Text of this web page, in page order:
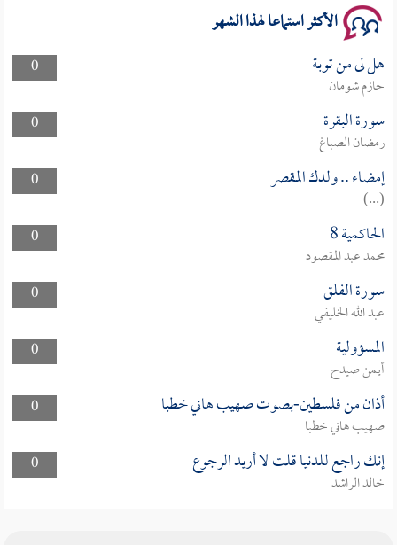
سلسلة محاضرات نفحات رمضانية 1444هـ
الأكثر استماعا لهذا الشهر
0 هل لى من توبة
حازم شومان
0
سورة البقرة
رمضان الصباغ
0
إمضاء .. ولدك المقصر
(...)
0
الحاكمية 8
محمد عبد المقصود
0
سورة الفلق
عبد الله الخليفي
0
المسؤولية
أيمن صيدح
0
أذان من فلسطين-بصوت صهيب هاني خطبا
صهيب هاني خطبا
0
إنك راجع للدنيا قلت لا أريد الرجوع
خالد الراشد